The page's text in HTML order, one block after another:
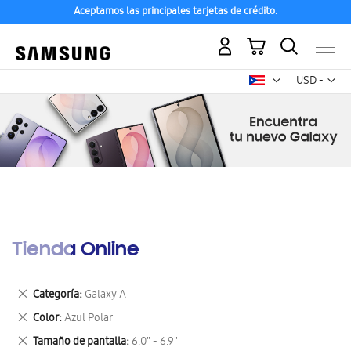
Aceptamos las principales tarjetas de crédito.
USD -
dólar
Mi carrito
Tienda Online
Categoría Galaxy A
Eliminar
este
artículo
Color Azul Polar
Eliminar
este
Tamaño de pantalla 6.0" - 6.9"
Eliminar